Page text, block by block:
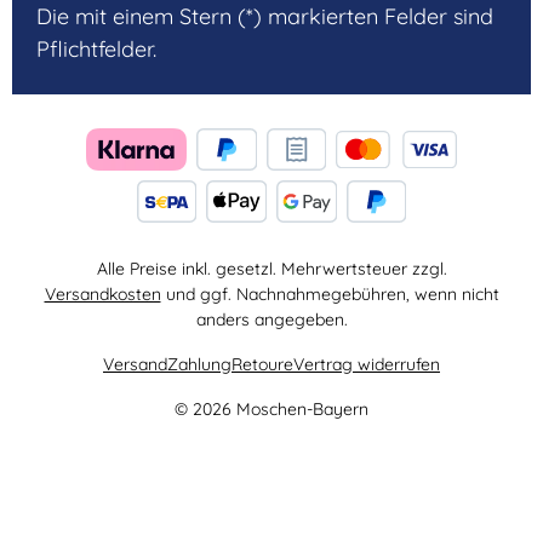
Die mit einem Stern (*) markierten Felder sind
Pflichtfelder.
Alle Preise inkl. gesetzl. Mehrwertsteuer zzgl.
Versandkosten und ggf. Nachnahmegebühren, wenn nicht
anders angegeben.
© 2026 Moschen-Bayern
VersandZahlungRetoureVertrag widerrufen